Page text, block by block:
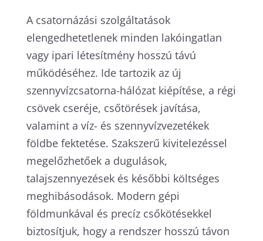
A csatornázási szolgáltatások
elengedhetetlenek minden lakóingatlan
vagy ipari létesítmény hosszú távú
működéséhez. Ide tartozik az új
szennyvízcsatorna-hálózat kiépítése, a régi
csövek cseréje, csőtörések javítása,
valamint a víz- és szennyvízvezetékek
földbe fektetése. Szakszerű kivitelezéssel
megelőzhetőek a dugulások,
talajszennyezések és későbbi költséges
meghibásodások. Modern gépi
földmunkával és precíz csőkötésekkel
biztosítjuk, hogy a rendszer hosszú távon